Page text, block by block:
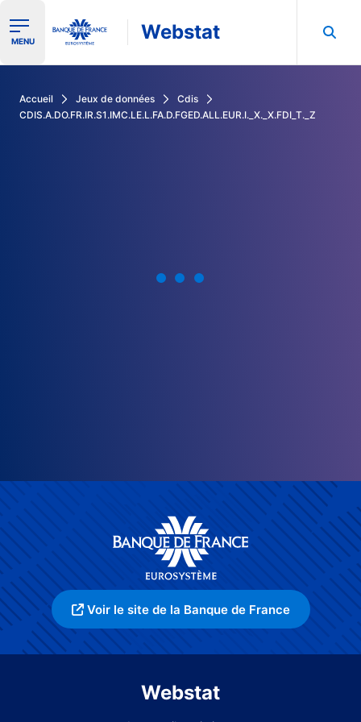
Ouvrir le menu de navigation
MENU Webstat
Accueil Jeux de données
Cdis
CDIS.A.DO.FR.IR.S1.IMC.LE.L.FA.D.FGED.ALL.EUR.I._X._X.FDI_T._Z
Voir le site de la Banque de France
Webstat